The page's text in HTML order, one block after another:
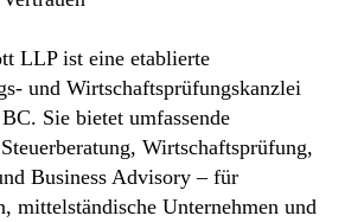
LLP ist eine etablierte
und Wirtschaftsprüfungskanzlei
Sie bietet umfassende
Wirtschaftsprüfung,
Business Advisory – für
mittelständische Unternehmen und